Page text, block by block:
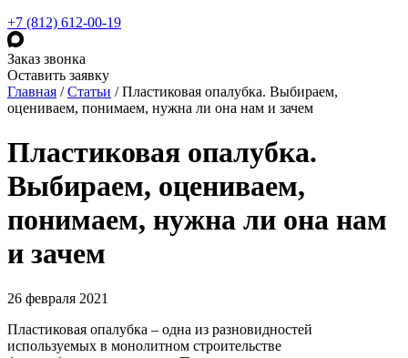
+7 (812) 612-00-19
Заказ звонка
Оставить заявку
Главная /Статьи /Пластиковая опалубка. Выбираем,
оцениваем, понимаем, нужна ли она нам и зачем
Пластиковая опалубка.
Выбираем, оцениваем,
понимаем, нужна ли она нам
и зачем
26 февраля 2021
Пластиковая опалубка – одна из разновидностей
используемых в монолитном строительстве